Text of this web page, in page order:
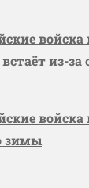
из-за
зимы